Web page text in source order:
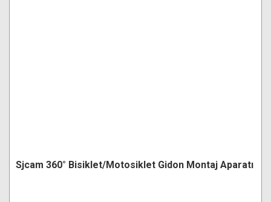
Sjcam 360° Bisiklet/Motosiklet Gidon Montaj Aparatı